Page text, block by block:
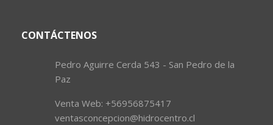
CONTÁCTENOS
Pedro Aguirre Cerda 543 - San Pedro de la
Paz
Venta Web: +56956875417
ventasconcepcion@hidrocentro.cl